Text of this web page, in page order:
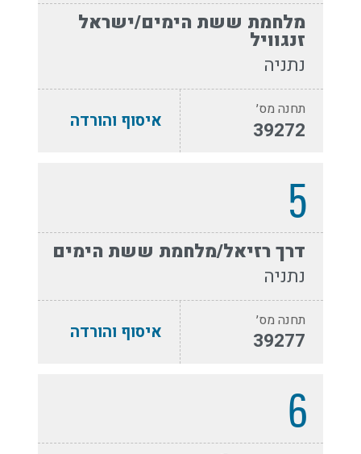
מלחמת ששת הימים/ישראל
זנגוויל
נתניה
תחנה מס׳
39272 איסוף והורדה
5
דרך רזיאל/מלחמת ששת הימים
נתניה
תחנה מס׳
39277 איסוף והורדה
6